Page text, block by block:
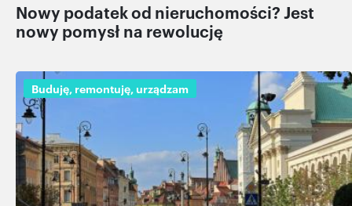
Nowy podatek od nieruchomości? Jest
nowy pomysł na rewolucję
Buduję, remontuję, urządzam